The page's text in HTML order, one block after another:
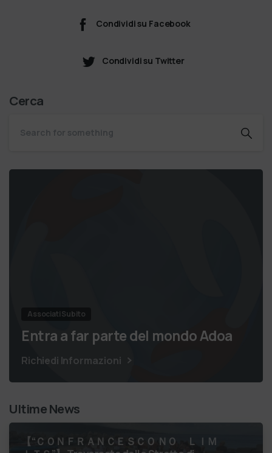
Condividi su Facebook
Condividi su Twitter
Cerca
Associati Subito
Entra a far parte del mondo Adoa
Richiedi Informazioni
Ultime News
【 “ＣＯＮＦＲＡＮＣＥＳＣＯ ＮＯ ＬＩＭ